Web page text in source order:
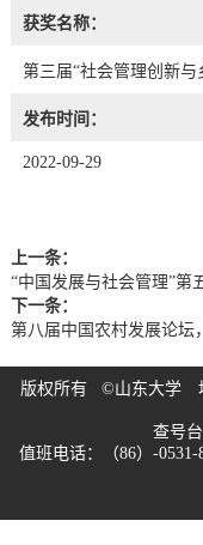
获奖名称：
第三届“社会管理创新
发布时间：
2022-09-29
上一条：
“中国发展与社会管理”第
下一条：
第八届中国农村发展论坛
版权所有 ©山东大学
查号
值班电话：（86）-